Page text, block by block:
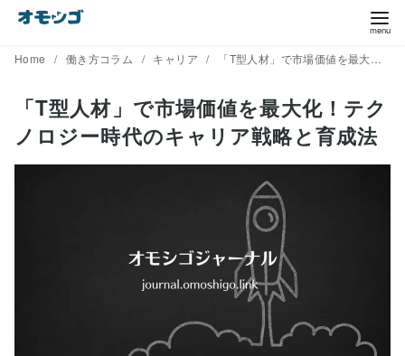
Home 働き方コラム キャリア 「T型人材」で市場価値を最大化！テクノロジー時代のキャリア戦略と育成法
「T型人材」で市場価値を最大化！テク
ノロジー時代のキャリア戦略と育成法